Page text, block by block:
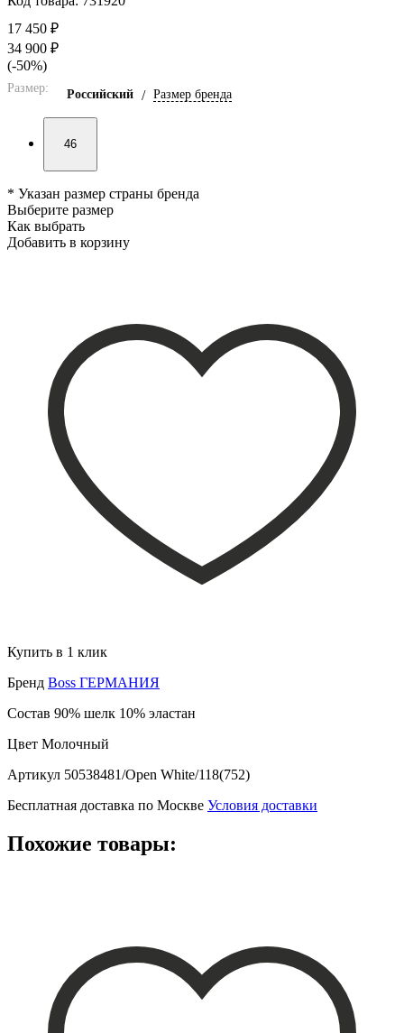
17 450 ₽
34 900 ₽
(-50%)
Размер: Российский / Размер бренда
46
* Указан размер страны бренда
Выберите размер
Как выбрать
Добавить в корзину
Купить в 1 клик
Бренд Boss ГЕРМАНИЯ
Состав 90% шелк 10% эластан
Цвет Молочный
Артикул 50538481/Open White/118(752)
Бесплатная доставка по Москве Условия доставки
Похожие товары: